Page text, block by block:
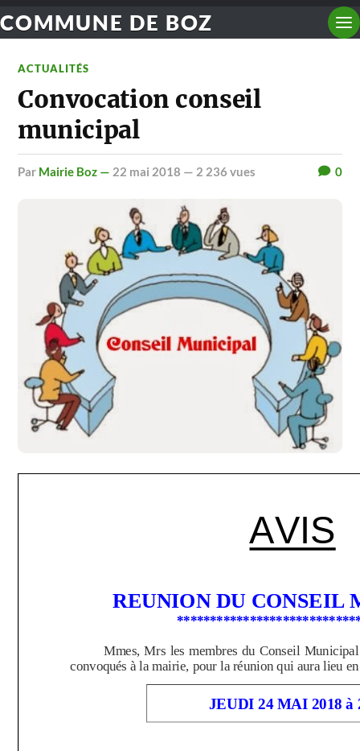
COMMUNE DE BOZ
ACTUALITÉS
Convocation conseil
municipal
par Mairie Boz — 22 mai 2018 — 2 236 vues 0